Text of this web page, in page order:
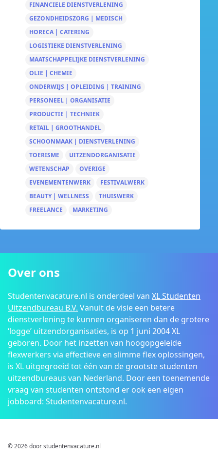
FINANCIELE DIENSTVERLENING
GEZONDHEIDSZORG | MEDISCH
HORECA | CATERING
LOGISTIEKE DIENSTVERLENING
MAATSCHAPPELIJKE DIENSTVERLENING
OLIE | CHEMIE
ONDERWIJS | OPLEIDING | TRAINING
PERSONEEL | ORGANISATIE
PRODUCTIE | TECHNIEK
RETAIL | GROOTHANDEL
SCHOONMAAK | DIENSTVERLENING
TOERISME
UITZENDORGANISATIE
WETENSCHAP
OVERIGE
EVENEMENTENWERK
FESTIVALWERK
BEAUTY | WELLNESS
THUISWERK
FREELANCE
MARKETING
Over ons
Studentenvacature.nl is onderdeel van XL Studenten
Uitzendbureau B.V. Vanuit de visie een betere
dienstverlening te kunnen organiseren dan de grotere
‘logge’ uitzendorganisaties, is op 1 juni 2004 XL
geboren. Door het inzetten van hoogopgeleide
flexwerkers via effectieve en slimme flex oplossingen,
is XL uitgegroeid tot één van de grootste studenten
uitzendbureaus van Nederland. Door een toenemende
vraag van studenten ontstond er ook een eigen
jobboard: Studentenvacature.nl.
© 2026 door studentenvacature.nl